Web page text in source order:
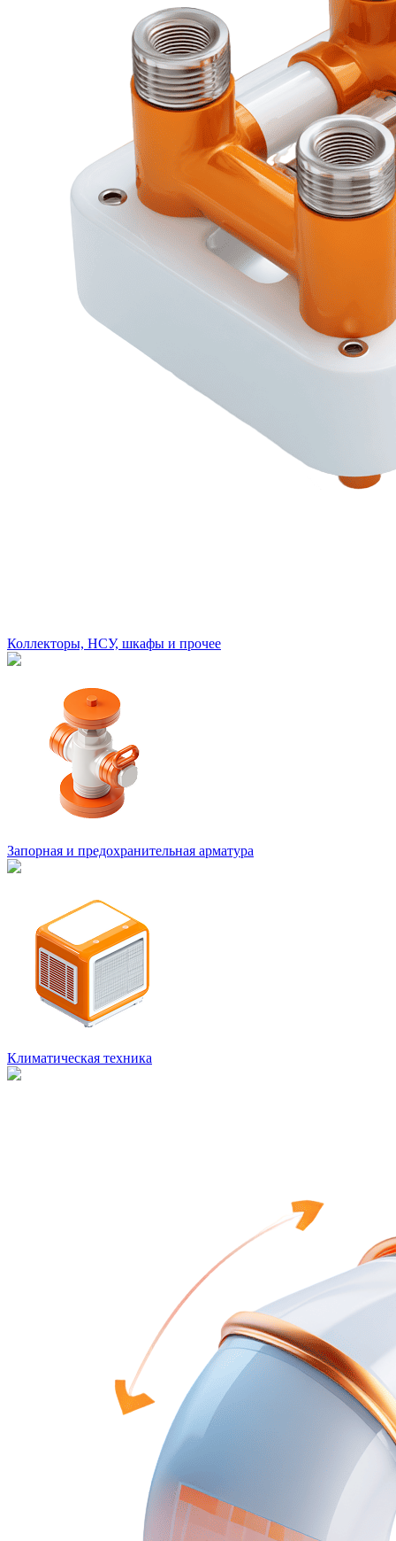
Коллекторы, НСУ, шкафы и прочее
Запорная и предохранительная арматура
Климатическая техника